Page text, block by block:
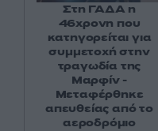
Στη ΓΑΔΑ η
46χρονη που
κατηγορείται για
συμμετοχή στην
τραγωδία της
Μαρφίν -
Μεταφέρθηκε
απευθείας από το
αεροδρόμιο